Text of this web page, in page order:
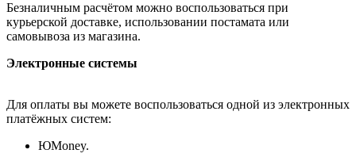
Безналичным расчётом можно воспользоваться при
курьерской доставке, использовании постамата или
самовывоза из магазина.
Электронные системы
Для оплаты вы можете воспользоваться одной из электронных
платёжных систем:
ЮMoney.